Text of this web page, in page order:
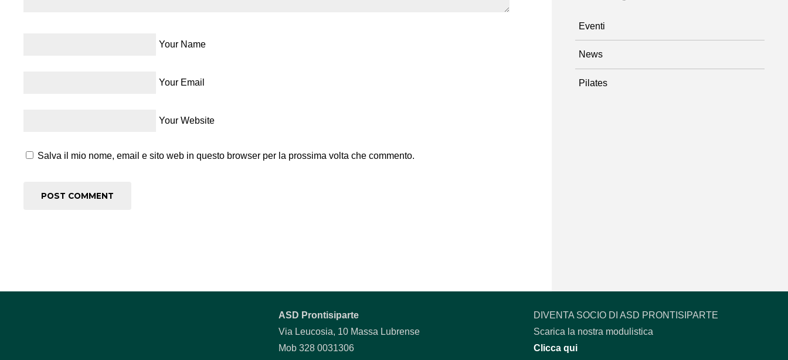
Your Name
Your Email
Your Website
Salva il mio nome, email e sito web in questo browser per la prossima volta che commento.
Eventi
News
Pilates
ASD Prontisiparte
Via Leucosia, 10 Massa Lubrense
Mob 328 0031306
DIVENTA SOCIO DI ASD PRONTISIPARTE
Scarica la nostra modulistica
Clicca qui